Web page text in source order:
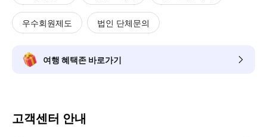
우수회원제도 법인 단체문의
여행 혜택존 바로가기
고객센터 안내